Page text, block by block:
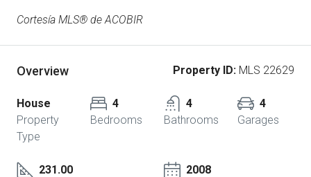
Cortesía MLS® de ACOBIR
Overview Property ID: MLS 22629
House
Property
Type
4
Bedrooms
4
Bathrooms
4
Garages
231.00
2008